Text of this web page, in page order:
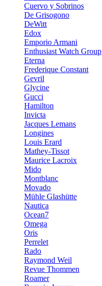
Cuervo y Sobrinos
De Grisogono
DeWitt
Edox
Emporio Armani
Enthusiast Watch Group
Eterna
Frederique Constant
Gevril
Glycine
Gucci
Hamilton
Invicta
Jacques Lemans
Longines
Louis Erard
Mathey-Tissot
Maurice Lacroix
Mido
Montblanc
Movado
Mühle Glashütte
Nautica
Ocean7
Omega
Oris
Perrelet
Rado
Raymond Weil
Revue Thommen
Roamer